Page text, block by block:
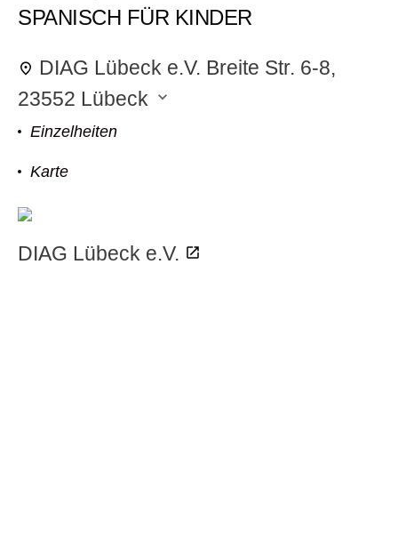
SPANISCH FÜR KINDER
DIAG Lübeck e.V. Breite Str. 6-8,
23552 Lübeck
Einzelheiten
Karte
DIAG Lübeck e.V.